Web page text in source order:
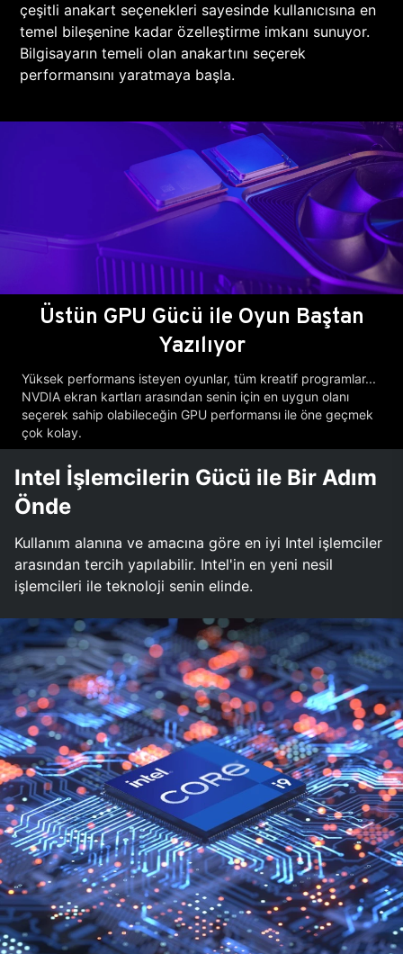
çeşitli anakart seçenekleri sayesinde kullanıcısına en
temel bileşenine kadar özelleştirme imkanı sunuyor.
Bilgisayarın temeli olan anakartını seçerek
performansını yaratmaya başla.
Üstün GPU Gücü ile Oyun Baştan
Yazılıyor
Yüksek performans isteyen oyunlar, tüm kreatif programlar...
NVDIA ekran kartları arasından senin için en uygun olanı
seçerek sahip olabileceğin GPU performansı ile öne geçmek
çok kolay.
Intel İşlemcilerin Gücü ile Bir Adım
Önde
Kullanım alanına ve amacına göre en iyi Intel işlemciler
arasından tercih yapılabilir. Intel'in en yeni nesil
işlemcileri ile teknoloji senin elinde.